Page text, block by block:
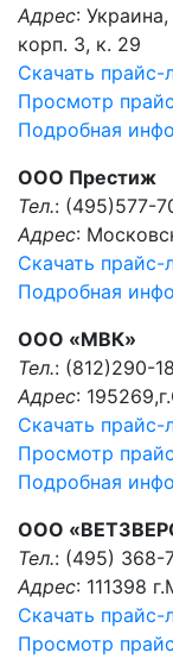
Адрес: Украина,
корп. 3, к. 29
Скачать прайс-
Просмотр
Подробная
OOO Престиж
Тел.: (495)577-
Адрес:
Скачать прайс-
Подробная
ООО «МВК»
Тел.: (812)290-
Адрес:
Скачать прайс-
Просмотр
Подробная
ООО
Тел.: (495) 368-
Адрес: 111398
Скачать прайс-
Просмотр